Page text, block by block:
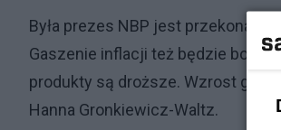
Była prezes NBP jest
Gaszenie inflacji też będzie
produkty są droższe. Wzrost
Hanna Gronkiewicz-Waltz.